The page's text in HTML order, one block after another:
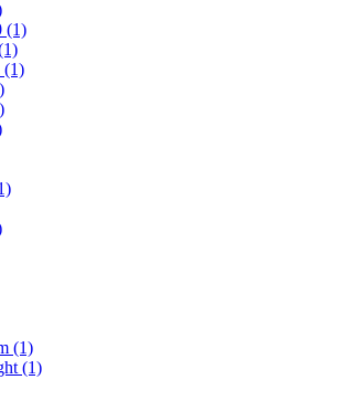
(1)
(1)
(1)
(1)